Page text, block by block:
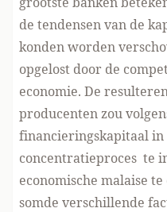
de tendensen van de
konden worden
opgelost door de
economie. De
producenten zou
financieringskapitaal
concentratieproces te
economische malaise
somde verschillende